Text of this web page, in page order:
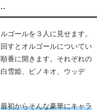
ゴールを３人に見せます。
すとオルゴールについてい
番に開きます。それぞれの
雪姫、ピノキオ、ウッデ
最初からそんな豪華にキャラ